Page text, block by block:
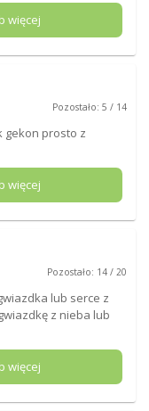
więcej
Pozostało: 5 / 14
gekon prosto z
więcej
Pozostało: 14 / 20
lub serce z
z nieba lub
więcej